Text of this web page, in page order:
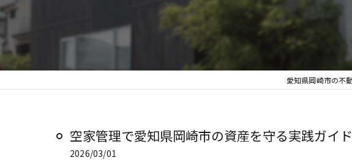
愛知県岡崎市の不
空家管理で愛知県岡崎市の資産を守る実践ガイ
2026/03/01